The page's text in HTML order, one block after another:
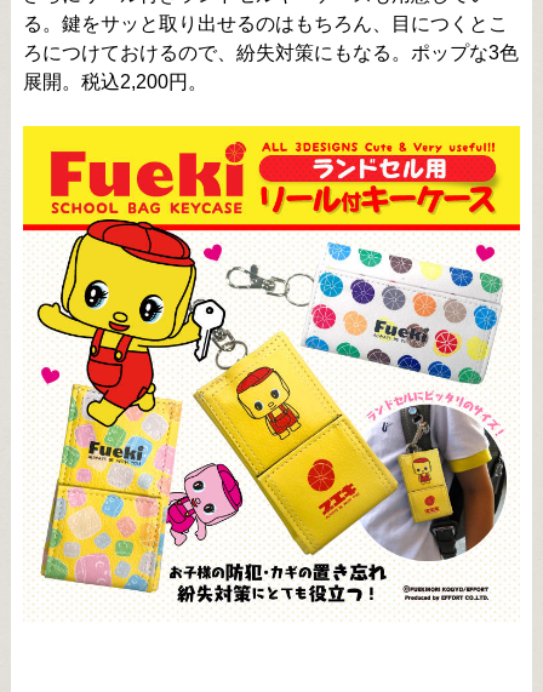
る。鍵をサッと取り出せるのはもちろん、目につくとこ
ろにつけておけるので、紛失対策にもなる。ポップな3色
展開。税込2,200円。